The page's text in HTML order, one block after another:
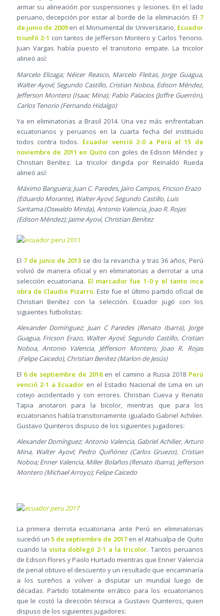
armar su alineación por suspensiones y lesiones. En el lado
peruano, decepción por estar al borde de la eliminación. El 7
de junio de 2009en el Monumental de Universitario, Ecuador
triunfó 2-1 con tantos de Jefferson Montero y Carlos Tenorio.
Juan Vargas había puesto el transitorio empate. La tricolor
alineó así:
Marcelo Elizaga; Néicer Reasco, Marcelo Fleitas, Jorge Guagua,
Walter Ayoví; Segundo Castillo, Cristian Noboa, Edison Méndez,
Jefferson Montero (Isaac Mina); Pablo Palacios (Joffre Guerrón),
Carlos Tenorio (Fernando Hidalgo)
Ya en eliminatorias a Brasil 2014. Una vez más enfrentaban
ecuatorianos y peruanos en la cuarta fecha del instituido
todos contra todos. Ecuador venció 2-0 a Perú el 15 de
noviembre de 2011 en Quitocon goles de Edison Méndez y
Christian Benítez. La tricolor dirigida por Reinaldo Rueda
alineó así:
Máximo Banguera; Juan C. Paredes, Jairo Campos, Fricson Erazo
(Eduardo Morante), Walter Ayoví; Segundo Castillo, Luis
Saritama (Oswaldo Minda), Antonio Valencia, Joao R. Rojas
(Edison Méndez); Jaime Ayoví, Christian Benítez
El 7 de junio de 2013se dio la revancha y tras 36 años, Perú
volvió de manera oficial y en eliminatorias a derrotar a una
selección ecuatoriana. El marcador fue 1-0 y el tanto inca
obra de Claudio Pizarro.Este fue el último partido oficial de
Christian Benítez con la selección. Ecuador jugó con los
siguientes futbolistas:
Alexander Domínguez; Juan C Paredes (Renato Ibarra), Jorge
Guagua, Fricson Erazo, Walter Ayoví; Segundo Castillo, Cristian
Noboa, Antonio Valencia, Jéfferson Montero; Joao R. Rojas
(Felipe Caicedo), Christian Benítez (Marlon de Jesús)
El 6 de septiembre de 2016en el camino a Rusia 2018 Perú
venció 2-1 a Ecuadoren el Estadio Nacional de Lima en un
cotejo accidentado y con errores. Christian Cueva y Renato
Tapia anotaron para la bicolor, mientras que para los
ecuatorianos había transitoriamente igualado Gabriel Achilier.
Gustavo Quinteros dispuso de los siguientes jugadores:
Alexander Domínguez; Antonio Valencia, Gabriel Achilier, Arturo
Mina, Walter Ayoví; Pedro Quiñónez (Carlos Gruezo), Cristian
Noboa; Enner Valencia, Miller Bolaños (Renato Ibarra), Jefferson
Montero (Michael Arroyo); Felipe Caicedo
La primera derrota ecuatoriana ante Perú en eliminatorias
sucedió un 5 de septiembre de 2017en el Atahualpa de Quito
cuando la visita doblegó 2-1 a la tricolor. Tantos peruanos
de Edison Flores y Paolo Hurtado mientras que Enner Valencia
de penal obtuvo el descuento y un resultado que encaminaría
a los sureños a volver a disputar un mundial luego de
décadas. Partido totalmente errático para los ecuatorianos
que le costó la dirección técnica a Gustavo Quinteros, quien
dispuso de los siguientes jugadores: